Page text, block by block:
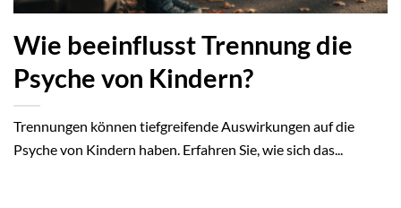
Wie beeinflusst Trennung die
Psyche von Kindern?
Trennungen können tiefgreifende Auswirkungen auf die
Psyche von Kindern haben. Erfahren Sie, wie sich das...